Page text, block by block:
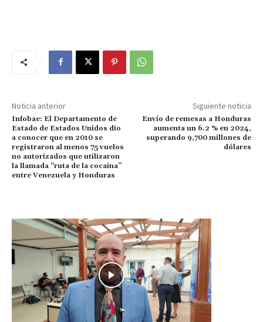
Noticia anterior
Infobae: El Departamento de
Estado de Estados Unidos dio
a conocer que en 2010 se
registraron al menos 75 vuelos
no autorizados que utilizaron
la llamada “ruta de la cocaína”
entre Venezuela y Honduras
Siguiente noticia
Envío de remesas a Honduras
aumenta un 6.2 % en 2024,
superando 9,700 millones de
dólares